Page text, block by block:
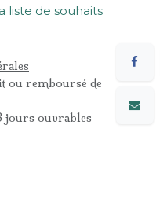
liste de souhaits
ou remboursé de
jours ouvrables